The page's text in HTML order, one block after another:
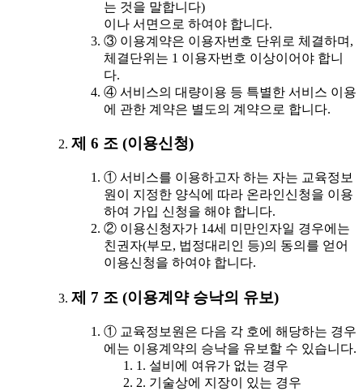
는 것을 말합니다)
이나 서면으로 하여야 합니다.
③ 이용계약은 이용자번호 단위로 체결하며,
체결단위는 1 이용자번호 이상이어야 합니
다.
④ 서비스의 대량이용 등 특별한 서비스 이용
에 관한 계약은 별도의 계약으로 합니다.
제 6 조 (이용신청)
① 서비스를 이용하고자 하는 자는 교육정보
원이 지정한 양식에 따라 온라인신청을 이용
하여 가입 신청을 해야 합니다.
② 이용신청자가 14세 미만인자일 경우에는
친권자(부모, 법정대리인 등)의 동의를 얻어
이용신청을 하여야 합니다.
제 7 조 (이용계약 승낙의 유보)
① 교육정보원은 다음 각 호에 해당하는 경우
에는 이용계약의 승낙을 유보할 수 있습니다.
1. 설비에 여유가 없는 경우
2. 기술상에 지장이 있는 경우